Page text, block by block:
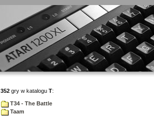
352 gry w katalogu T:
T34 - The Battle
Taam